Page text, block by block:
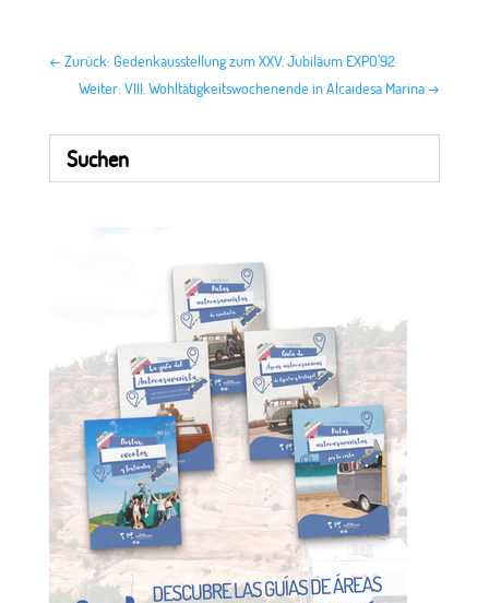
← Zurück: Gedenkausstellung zum XXV. Jubiläum EXPO’92
Weiter: VIII. Wohltätigkeitswochenende in Alcaidesa Marina →